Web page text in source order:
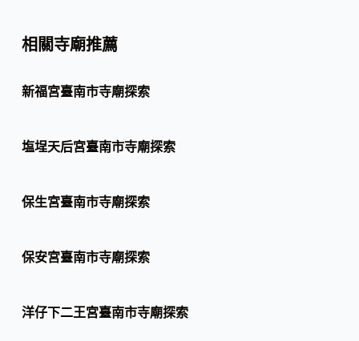
相關寺廟推薦
新福宮臺南市寺廟探索
塩埕天后宮臺南市寺廟探索
保生宮臺南市寺廟探索
保安宮臺南市寺廟探索
洋仔下二王宮臺南市寺廟探索